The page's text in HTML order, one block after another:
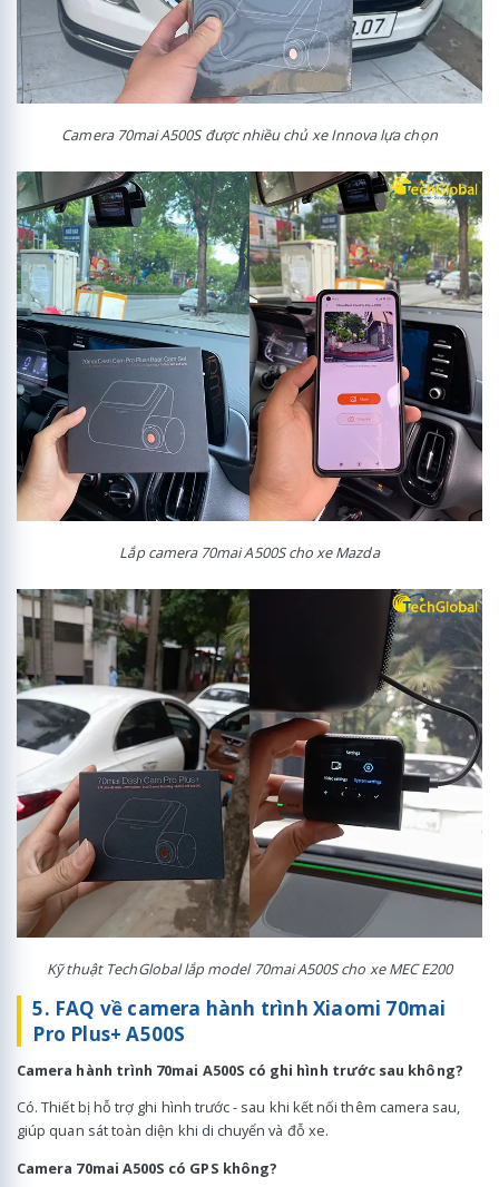
Camera 70mai A500S được nhiều chủ xe Innova lựa chọn
Lắp camera 70mai A500S cho xe Mazda
Kỹ thuật TechGlobal lắp model 70mai A500S cho xe MEC E200
5. FAQ về camera hành trình Xiaomi 70mai
Pro Plus+ A500S
Camera hành trình 70mai A500S có ghi hình trước sau không?
Có. Thiết bị hỗ trợ ghi hình trước - sau khi kết nối thêm camera sau,
giúp quan sát toàn diện khi di chuyển và đỗ xe.
Camera 70mai A500S có GPS không?